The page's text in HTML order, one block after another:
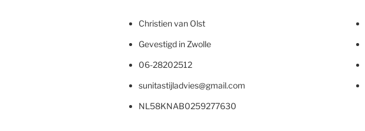
Christien van Olst
Gevestigd in Zwolle
06-28202512
sunitastijladvies@gmail.com
NL58KNAB0259277630